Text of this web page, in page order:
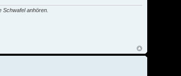
anhören.